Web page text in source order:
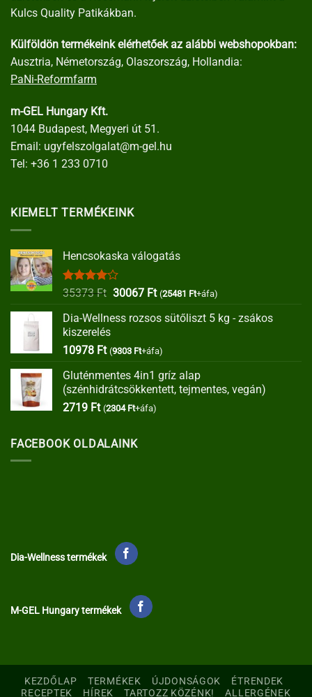
Kulcs Quality Patikákban.
Külföldön termékeink elérhetőek az alábbi webshopokban:
Ausztria, Németország, Olaszország, Hollandia:
PaNi-Reformfarm
m-GEL Hungary Kft.
1044 Budapest, Megyeri út 51.
Email: ugyfelszolgalat@m-gel.hu
Tel: +36 1 233 0710
KIEMELT TERMÉKEINK
Hencsokaska válogatás
Értékelés:
35373Ft Original
was:
30067 FtCurrent
is:
(25481 Ft+áfa)
Dia-Wellness rozsos sütőliszt 5 kg - zsákos
kiszerelés
10978 Ft (9303 Ft+áfa)
Gluténmentes 4in1 gríz alap
(szénhidrátcsökkentett, tejmentes, vegán)
2719 Ft (2304 Ft+áfa)
FACEBOOK OLDALAINK
Dia-Wellness termékek
M-GEL Hungary termékek
KEZDŐLAP TERMÉKEK ÚJDONSÁGOK
ÉTRENDEK
RECEPTEK
HÍREK TARTOZZ KÖZÉNK! ALLERGÉNEK